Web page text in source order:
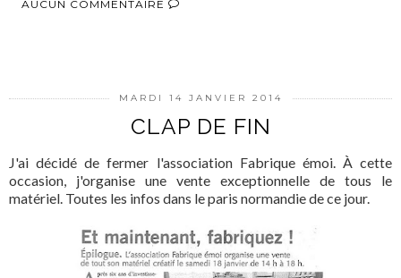
AUCUN COMMENTAIRE
MARDI 14 JANVIER 2014
CLAP DE FIN
J'ai décidé de fermer l'association Fabrique émoi. À cette
occasion, j'organise une vente exceptionnelle de tous le
matériel. Toutes les infos dans le paris normandie de ce jour.